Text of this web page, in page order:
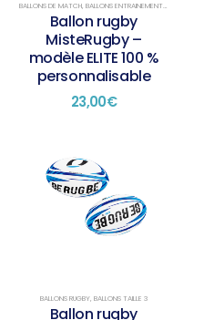
BALLONS DE MATCH, BALLONS ENTRAINEMENT,
Ballon rugby
MisteRugby –
modèle ELITE 100 %
personnalisable
23,00€
BALLONS RUGBY, BALLONS TAILLE 3
Ballon rugby